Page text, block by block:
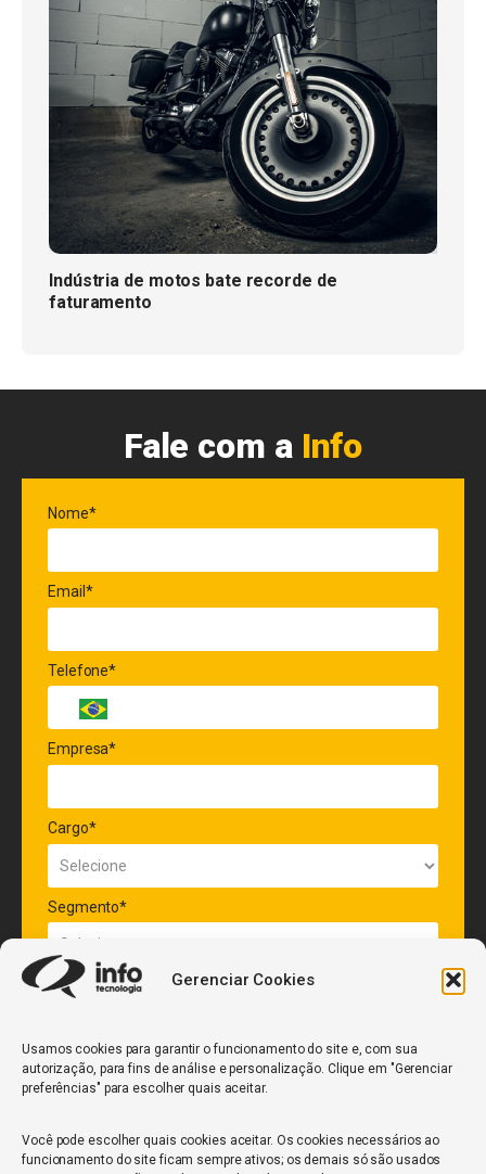
Gerenciar Cookies
Usamos cookies para garantir o funcionamento do site e, com sua
autorização, para fins de análise e personalização. Clique em "Gerenciar
preferências" para escolher quais aceitar.
Você pode escolher quais cookies aceitar. Os cookies necessários ao
funcionamento do site ficam sempre ativos; os demais só são usados
Indústria de motos bate recorde de
faturamento
Fale com a Info
Nome*
Email*
Telefone*
Empresa*
Cargo*
Segmento*
Quantidade de veículos da frota*
ENVIAR